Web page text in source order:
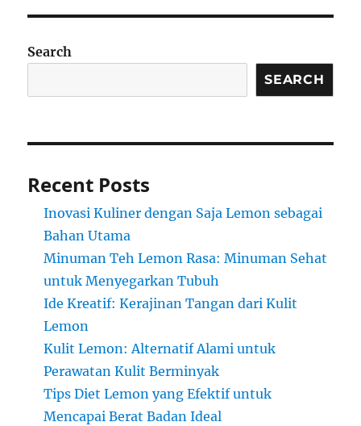
Search
SEARCH
Recent Posts
Inovasi Kuliner dengan Saja Lemon sebagai
Bahan Utama
Minuman Teh Lemon Rasa: Minuman Sehat
untuk Menyegarkan Tubuh
Ide Kreatif: Kerajinan Tangan dari Kulit
Lemon
Kulit Lemon: Alternatif Alami untuk
Perawatan Kulit Berminyak
Tips Diet Lemon yang Efektif untuk
Mencapai Berat Badan Ideal